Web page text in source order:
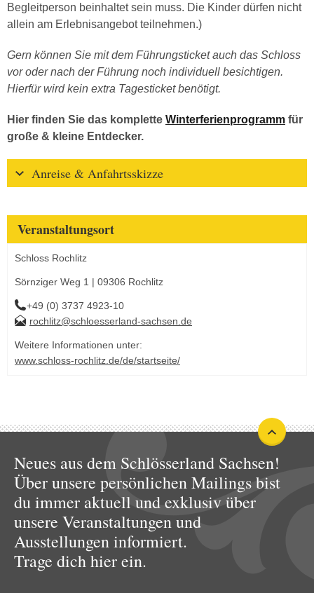
Begleitperson beinhaltet sein muss. Die Kinder dürfen nicht
allein am Erlebnisangebot teilnehmen.)
Gern können Sie mit dem Führungsticket auch das Schloss
vor oder nach der Führung noch individuell besichtigen.
Hierfür wird kein extra Tagesticket benötigt.
Hier finden Sie das komplette Winterferienprogramm für
große & kleine Entdecker.
Anreise & Anfahrtsskizze
Veranstaltungsort
Schloss Rochlitz
Sörnziger Weg 1 | 09306 Rochlitz
+49 (0) 3737 4923-10
rochlitz@schloesserland-sachsen.de
Weitere Informationen unter:
www.schloss-rochlitz.de/de/startseite/
Neues aus dem Schlösserland Sachsen!
Über unsere persönlichen Mailings bist
du immer aktuell und exklusiv über
unsere Veranstaltungen und
Ausstellungen informiert.
Trage dich hier ein.